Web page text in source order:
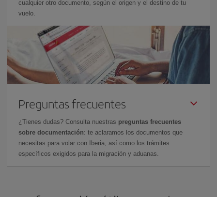
cualquier otro documento, según el origen y el destino de tu
vuelo.
Preguntas frecuentes
¿Tienes dudas? Consulta nuestras preguntas frecuentes
sobre documentación: te aclaramos los documentos que
necesitas para volar con Iberia, así como los trámites
específicos exigidos para la migración y aduanas.